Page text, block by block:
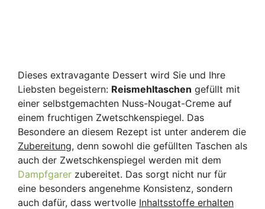
Dieses extravagante Dessert wird Sie und Ihre
Liebsten begeistern: Reismehltaschen gefüllt mit
einer selbstgemachten Nuss-Nougat-Creme auf
einem fruchtigen Zwetschkenspiegel. Das
Besondere an diesem Rezept ist unter anderem die
Zubereitung, denn sowohl die gefüllten Taschen als
auch der Zwetschkenspiegel werden mit dem
Dampfgarer zubereitet. Das sorgt nicht nur für
eine besonders angenehme Konsistenz, sondern
auch dafür, dass wertvolle Inhaltsstoffe erhalten